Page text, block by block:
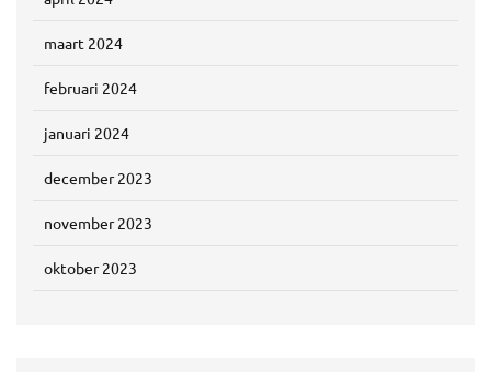
maart 2024
februari 2024
januari 2024
december 2023
november 2023
oktober 2023